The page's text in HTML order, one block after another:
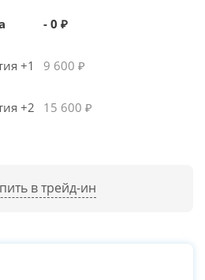
- 0 ₽
+1
9 600 ₽
+2
15 600 ₽
в трейд-ин